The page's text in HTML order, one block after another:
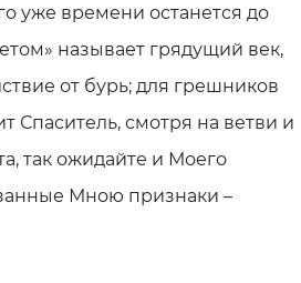
уже времени останется до
называет грядущий век,
от бурь; для грешников
Спаситель, смотря на ветви и
так ожидайте и Моего
Мною признаки –